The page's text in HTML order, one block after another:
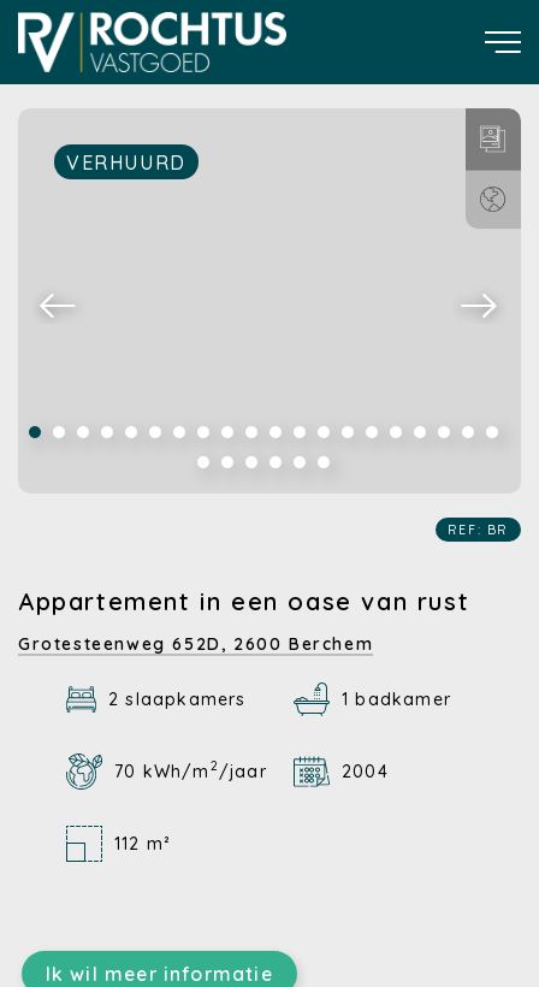
VERHUURD
REF: BR
Appartement in een oase van rust
Grotesteenweg 652D, 2600 Berchem
2 slaapkamers 1 badkamer
70 kWh/m 2 /jaar 2004
112 m²
Ik wil meer informatie